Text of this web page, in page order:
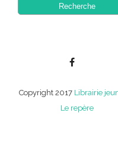
Copyright 2017 Librairie
Le repère